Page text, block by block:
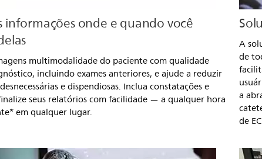
informações onde e quando você
multimodalidade do paciente com qualidade
incluindo exames anteriores, e ajude a reduzir
e dispendiosas. Inclua constatações e
seus relatórios com facilidade — a qualquer hora
em qualquer lugar.
A
de
a
de